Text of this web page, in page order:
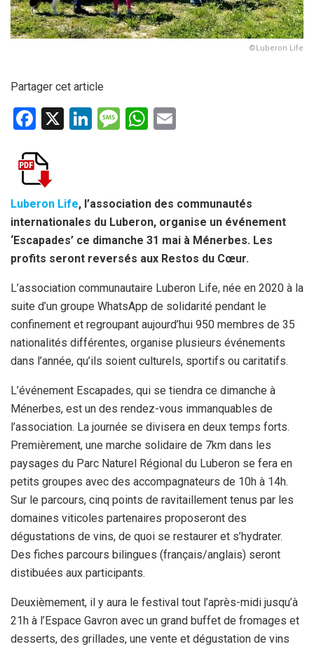
©Luberon Life
Partager cet article
F
ce
b
o
o
k
X
Li
n
M
g
e
W
A
p
p
Luberon Life, l’association des communautés
internationales du Luberon, organise un événement
‘Escapades’ ce dimanche 31 mai à Ménerbes. Les
profits seront reversés aux Restos du Cœur.
L’association communautaire Luberon Life, née en 2020 à la
suite d’un groupe WhatsApp de solidarité pendant le
confinement et regroupant aujourd’hui 950 membres de 35
nationalités différentes, organise plusieurs événements
dans l’année, qu’ils soient culturels, sportifs ou caritatifs.
L’événement Escapades, qui se tiendra ce dimanche à
Ménerbes, est un des rendez-vous immanquables de
l’association. La journée se divisera en deux temps forts.
Premièrement, une marche solidaire de 7km dans les
paysages du Parc Naturel Régional du Luberon se fera en
petits groupes avec des accompagnateurs de 10h à 14h.
Sur le parcours, cinq points de ravitaillement tenus par les
domaines viticoles partenaires proposeront des
dégustations de vins, de quoi se restaurer et s’hydrater.
Des fiches parcours bilingues (français/anglais) seront
distibuées aux participants.
Deuxièmement, il y aura le festival tout l’après-midi jusqu’à
21h à l’Espace Gavron avec un grand buffet de fromages et
desserts, des grillades, une vente et dégustation de vins